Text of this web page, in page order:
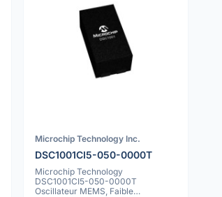
Microchip Technology Inc.
DSC1001CI5-050-0000T
Microchip Technology
DSC1001CI5-050-0000T
Oscillateur MEMS, Faible